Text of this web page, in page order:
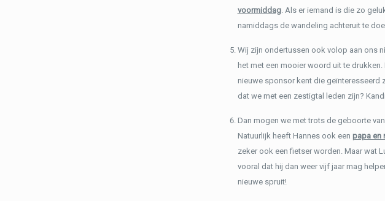
voormiddag. Als er iemand is die zo
namiddags de wandeling achteruit te
Wij zijn ondertussen ook volop aan ons
het met een mooier woord uit te
nieuwe sponsor kent die geïnteresseerd
dat we met een zestigtal leden zijn?
Dan mogen we met trots de geboorte van
Natuurlijk heeft Hannes ook een papa en
zeker ook een fietser worden. Maar wat
vooral dat hij dan weer vijf jaar mag
nieuwe spruit!